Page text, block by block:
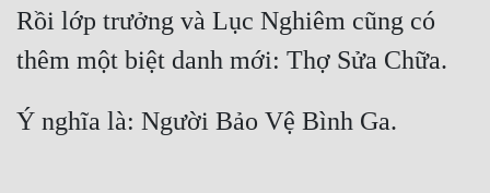
Tu Chân
Tu Tiên
Tội Phạm
Rồi lớp trưởng và Lục Nghiêm cũng có
thêm một biệt danh mới: Thợ Sửa Chữa.
Ý nghĩa là: Người Bảo Vệ Bình Ga.